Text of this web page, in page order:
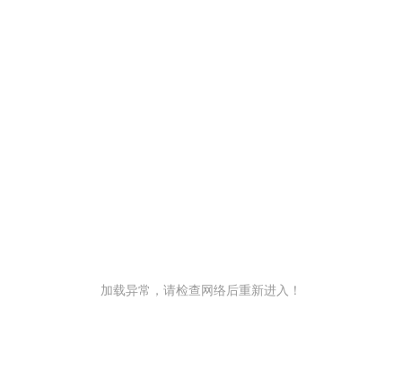
加载异常，请检查网络后重新进入！